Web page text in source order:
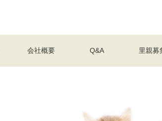
会社概要 Q&A 里親募